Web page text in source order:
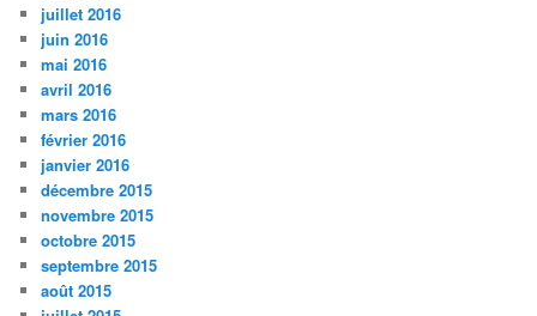
juillet 2016
juin 2016
mai 2016
avril 2016
mars 2016
février 2016
janvier 2016
décembre 2015
novembre 2015
octobre 2015
septembre 2015
août 2015